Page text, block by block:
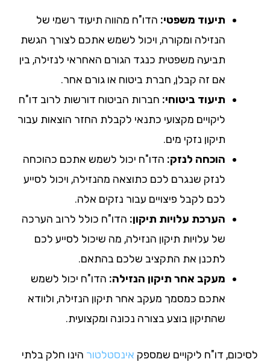
תיעוד משפטי:הדו"ח מהווה תיעוד רשמי של
הנזילה ומקורה, ויכול לשמש אתכם לצורך הגשת
תביעה משפטית כנגד הגורם האחראי לנזילה, בין
אם זה קבלן, חברת ביטוח או גורם אחר.
תיעוד ביטוחי:חברות הביטוח דורשות לרוב דו"ח
ליקויים מקצועי כתנאי לקבלת החזר הוצאות עבור
תיקון נזקי מים.
הוכחה לנזק:הדו"ח יכול לשמש אתכם כהוכחה
לנזק שנגרם לכם כתוצאה מהנזילה, ויכול לסייע
לכם לקבל פיצויים עבור נזקים אלה.
הערכת עלויות תיקון:הדו"ח כולל לרוב הערכה
של עלויות תיקון הנזילה, מה שיכול לסייע לכם
לתכנן את התקציב שלכם בהתאם.
מעקב אחר תיקון הנזילה:הדו"ח יכול לשמש
אתכם כמסמך מעקב אחר תיקון הנזילה, ולוודא
שהתיקון בוצע בצורה נכונה ומקצועית.
דו"ח ליקויים שמספקאינסטלטורהינו חלק בלתי